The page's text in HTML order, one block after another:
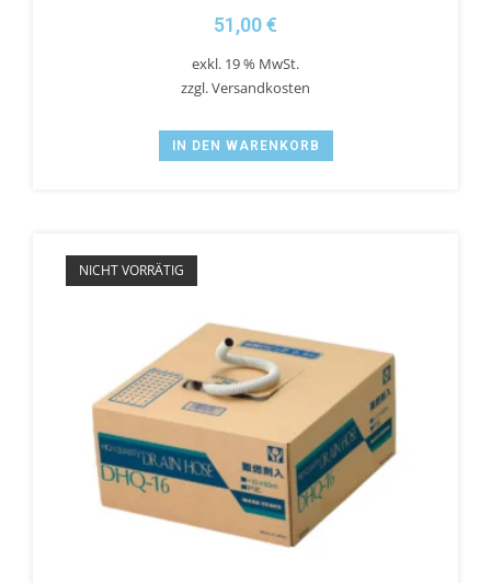
51,00€
exkl. 19 % MwSt.
zzgl.Versandkosten
IN DEN WARENKORB
NICHT VORRÄTIG